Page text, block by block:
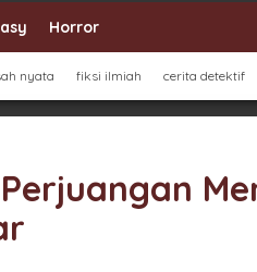
Horror
nyata fiksi ilmiah cerita detektif